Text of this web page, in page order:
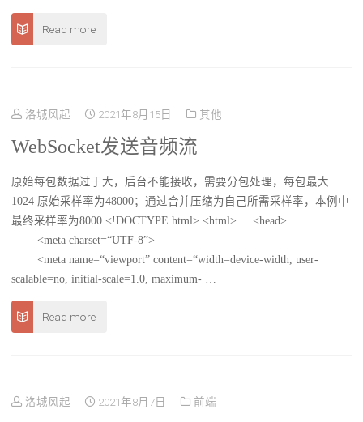
Read more
洛城风起 2021年8月15日 其他
WebSocket发送音频流
原始每包数据过于大，后台不能接收，需要分包处理，每包最大
1024 原始采样率为48000；通过合并压缩为自己所需采样率，本例中
最终采样率为8000 <!DOCTYPE html> <html> <head>
<meta charset=“UTF-8”>
<meta name=“viewport” content=“width=device-width, user-
scalable=no, initial-scale=1.0, maximum- …
Read more
洛城风起 2021年8月7日 前端